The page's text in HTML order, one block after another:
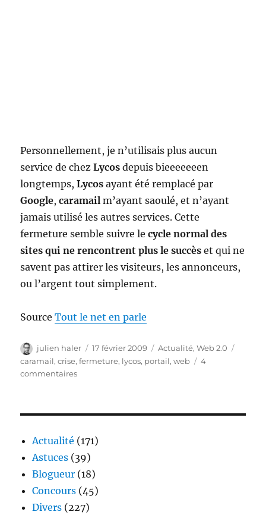
Personnellement, je n’utilisais plus aucun
service de chezLycosdepuis bieeeeeeen
longtemps,Lycosayant été remplacé par
Google,caramailm’ayant saoulé, et n’ayant
jamais utilisé les autres services. Cette
fermeture semble suivre lecycle normal des
sites qui ne rencontrent plus le succès et qui ne
savent pas attirer les visiteurs, les annonceurs,
ou l’argent tout simplement.
SourceTout le net en parle
Auteur
julien haler
Publié
le
17 février 2009 Catégories
Actualité,Web 2.0
caramail,crise,fermeture, lycos, portail,web
4
commentairessur
fini
Actualité (171)
Astuces (39)
Blogueur (18)
Concours (45)
Divers (227)